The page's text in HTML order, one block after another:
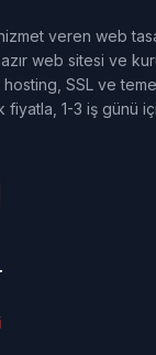
veren web
web sitesi ve
hosting, SSL ve
fiyatla, 1-3 iş günü